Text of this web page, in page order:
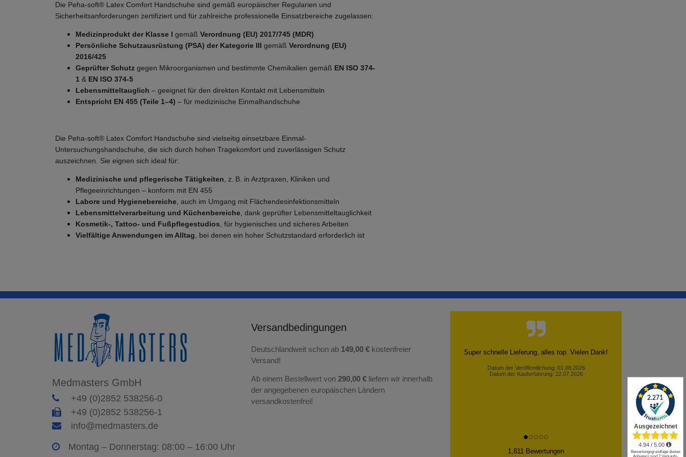
Die Peha-soft® Latex Comfort Handschuhe sind gemäß europäischer Regularien und
Sicherheitsanforderungen zertifiziert und für zahlreiche professionelle Einsatzbereiche zugelassen:
Medizinprodukt der Klasse I gemäß Verordnung (EU) 2017/745 (MDR)
Persönliche Schutzausrüstung (PSA) der Kategorie III gemäß Verordnung (EU)
2016/425
Geprüfter Schutz gegen Mikroorganismen und bestimmte Chemikalien gemäß EN ISO 374-
1 & EN ISO 374-5
Lebensmitteltauglich – geeignet für den direkten Kontakt mit Lebensmitteln
Entspricht EN 455 (Teile 1–4) – für medizinische Einmalhandschuhe
Die Peha-soft® Latex Comfort Handschuhe sind vielseitig einsetzbare Einmal-
Untersuchungshandschuhe, die sich durch hohen Tragekomfort und zuverlässigen Schutz
auszeichnen. Sie eignen sich ideal für:
Medizinische und pflegerische Tätigkeiten, z. B. in Arztpraxen, Kliniken und
Pflegeeinrichtungen – konform mit EN 455
Labore und Hygienebereiche, auch im Umgang mit Flächendesinfektionsmitteln
Lebensmittelverarbeitung und Küchenbereiche, dank geprüfter Lebensmitteltauglichkeit
Kosmetik-, Tattoo- und Fußpflegestudios, für hygienisches und sicheres Arbeiten
Vielfältige Anwendungen im Alltag, bei denen ein hoher Schutzstandard erforderlich ist
Medmasters GmbH
+49 (0)2852 538256-0
+49 (0)2852 538256-1
info@medmasters.de
Montag – Donnerstag: 08:00 – 16:00 Uhr
Versandbedingungen
Deutschlandweit schon ab 149,00 € kostenfreier
Versand!
Ab einem Bestellwert von 290,00 € liefern wir innerhalb
der angegebenen europäischen Ländern
versandkostenfrei!
Super schnelle Lieferung, alles top. Vielen Dank!
Datum der Veröffentlichung: 01.08.2026
Datum der Kauferfahrung: 22.07.2026
1,811 Bewertungen